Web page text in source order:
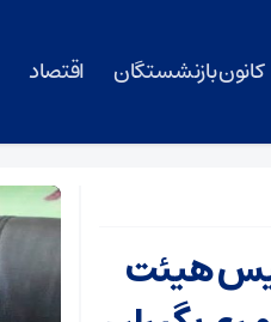
کانون بازنشستگان اقتصاد
هیئت